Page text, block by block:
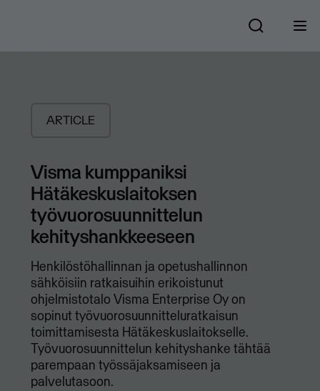
ARTICLE
Visma kumppaniksi
Hätäkeskuslaitoksen
työvuorosuunnittelun
kehityshankkeeseen
Henkilöstöhallinnan ja opetushallinnon
sähköisiin ratkaisuihin erikoistunut
ohjelmistotalo Visma Enterprise Oy on
sopinut työvuorosuunnitteluratkaisun
toimittamisesta Hätäkeskuslaitokselle.
Työvuorosuunnittelun kehityshanke tähtää
parempaan työssäjaksamiseen ja
palvelutasoon.